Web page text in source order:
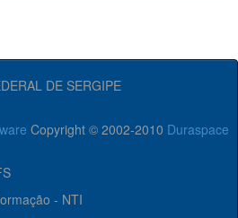
DE SERGIPE
Copyright © 2002-2010 Duraspace
- NTI